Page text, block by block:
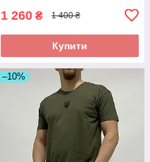
1 260 ₴ 1 400 ₴
Купити
–10%